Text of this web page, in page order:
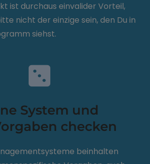
ist durchaus einvalider Vorteil,
nicht der einzige sein, den Du in
siehst.
System und
checken
beinhalten